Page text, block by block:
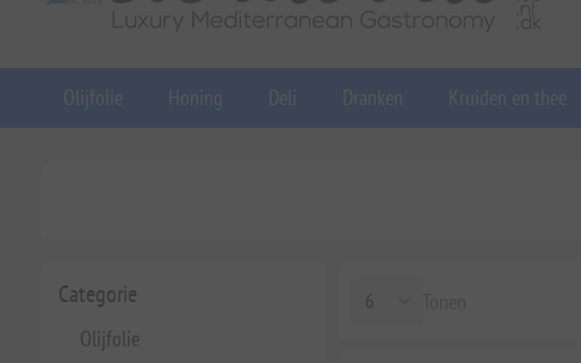
Olijfolie Honing Deli Dranken Kruiden en thee
Categorie
Olijfolie